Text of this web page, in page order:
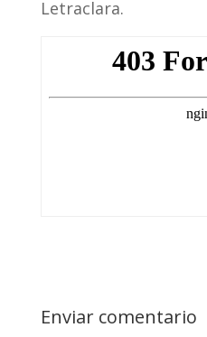
Letraclara.
Enviar comentario